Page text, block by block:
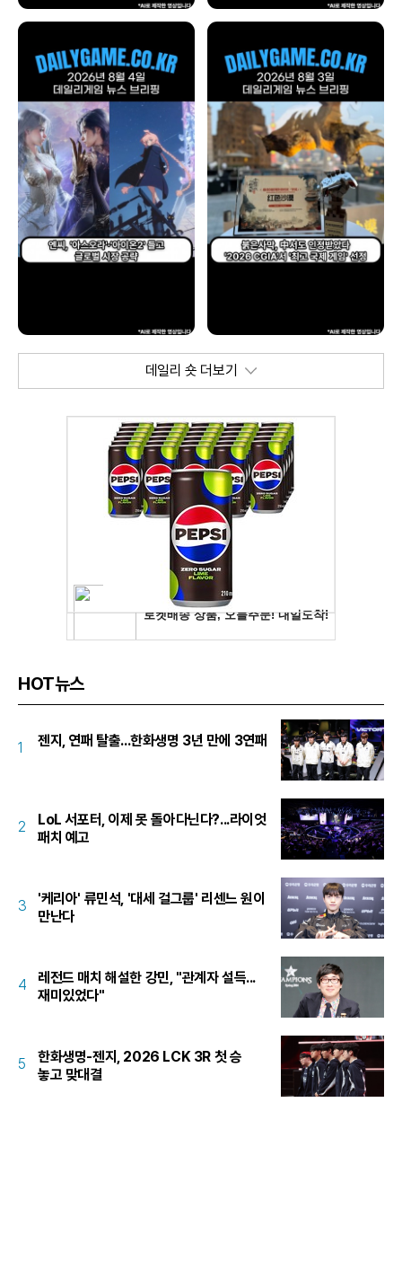
데일리 숏 더보기
HOT뉴스
1 젠지, 연패 탈출...한화생명 3년 만에 3연패
2
LoL 서포터, 이제 못 돌아다닌다?...라이엇
패치 예고
3
'케리아' 류민석, '대세 걸그룹' 리센느 원이
만난다
4
레전드 매치 해설한 강민, "관계자 설득...
재미있었다"
5
한화생명-젠지, 2026 LCK 3R 첫 승
놓고 맞대결